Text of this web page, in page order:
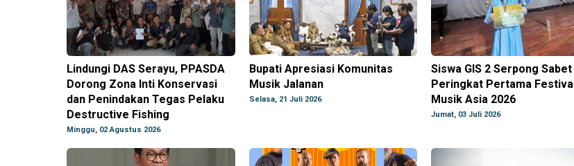
Lindungi DAS Serayu, PPASDA
Dorong Zona Inti Konservasi
dan Penindakan Tegas Pelaku
Destructive Fishing
Minggu, 02 Agustus 2026
Bupati Apresiasi Komunitas
Musik Jalanan
Selasa, 21 Juli 2026
Siswa GIS 2 Serpong Sabet
Peringkat Pertama Festival
Musik Asia 2026
Jumat, 03 Juli 2026